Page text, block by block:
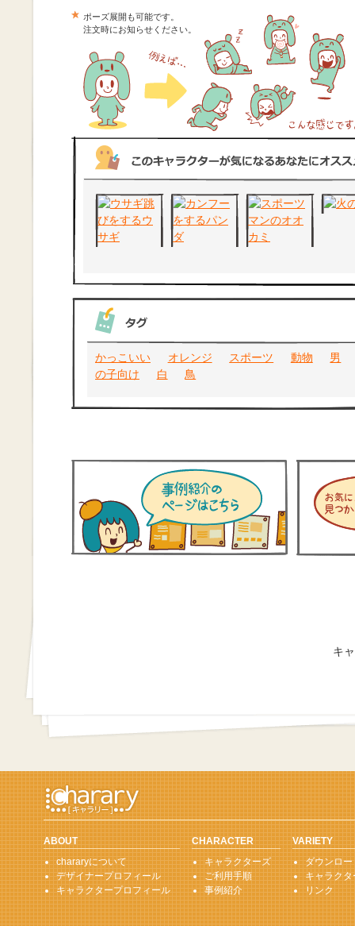
ポーズ展開も可能です。
注文時にお知らせください。
かっこいい オレンジ スポーツ 動物
男
の子向け
白 鳥
キ
ABOUT
chararyについて
デザイナープロフィール
キャラクタープロフィール
CHARACTER
キャラクターズ
ご利用手順
事例紹介
VARIETY
ダウンロ
キャラク
リンク